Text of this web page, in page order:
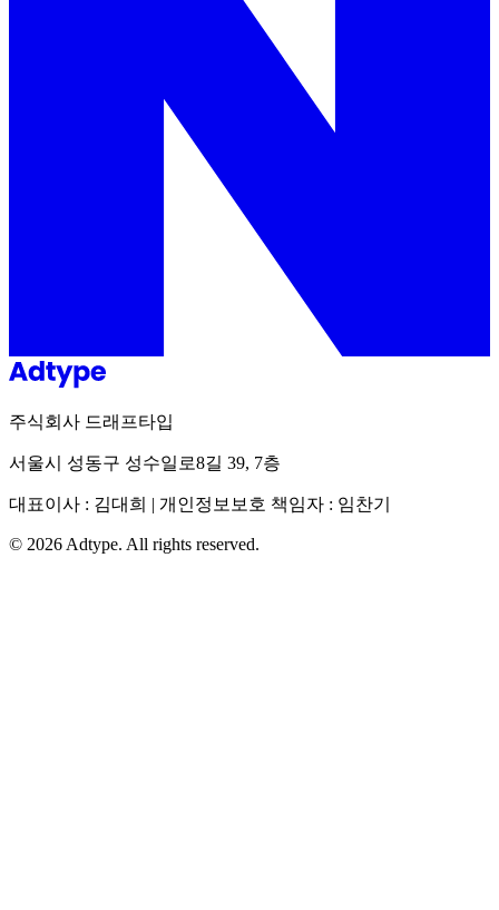
주식회사 드래프타입
서울시 성동구 성수일로8길 39, 7층
대표이사 : 김대희 | 개인정보보호 책임자 : 임찬기
© 2026 Adtype. All rights reserved.